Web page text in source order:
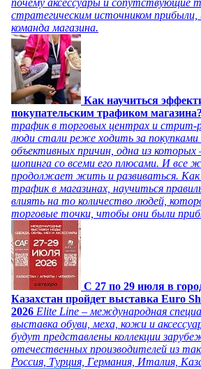
почему аксессуары и сопутствующие
стратегическим источником прибыли,
команда магазина.
Как научиться
покупательским трафиком магазина?
трафик в торговых центрах и стрит-
люди стали реже ходить за покупками
объективных причин, одна из которых
шопинга со всеми его плюсами. И все
продолжает жить и развиваться. Как
трафик в магазинах, научиться
влиять на то количество людей,
торговые точки, чтобы они были
C 27 по 29 июля в
Казахстан пройдет выставка Euro
2026 Elite Line – международная
выставка обуви, меха, кожи и
будут представлены коллекции
отечественных производителей из
Россия, Турция, Германия, Италия,